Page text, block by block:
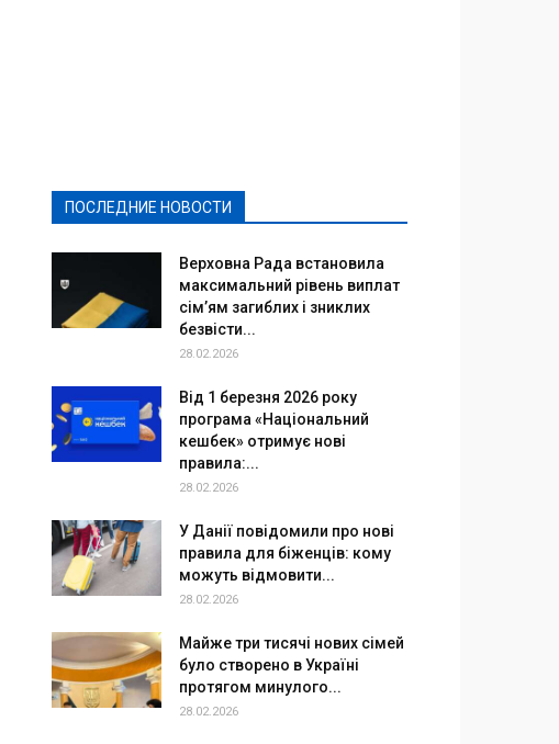
ПОСЛЕДНИЕ НОВОСТИ
Верховна Рада встановила
максимальний рівень виплат
сім’ям загиблих і зниклих
безвісти...
28.02.2026
Від 1 березня 2026 року
програма «Національний
кешбек» отримує нові
правила:...
28.02.2026
У Данії повідомили про нові
правила для біженців: кому
можуть відмовити...
28.02.2026
Майже три тисячі нових сімей
було створено в Україні
протягом минулого...
28.02.2026